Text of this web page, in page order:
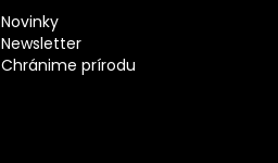
Novinky
Newsletter
Chránime prírodu